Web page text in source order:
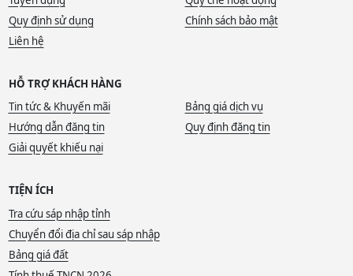
Quy định sử dụng
Chính sách bảo mật
Liên hệ
HỖ TRỢ KHÁCH HÀNG
Tin tức & Khuyến mãi
Bảng giá dịch vụ
Hướng dẫn đăng tin
Quy định đăng tin
Giải quyết khiếu nại
TIỆN ÍCH
Tra cứu sáp nhập tỉnh
Chuyển đổi địa chỉ sau sáp nhập
Bảng giá đất